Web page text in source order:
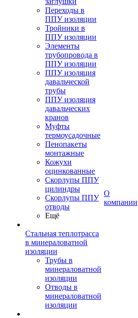
Переходы в
ППУ изоляции
Тройники в
ППУ изоляции
Элементы
трубопровода в
ППУ изоляции
ППУ изоляция
давальческой
трубы
ППУ изоляция
давальческих
кранов
Муфты
термоусадочные
Пенопакеты
монтажные
Кожухи
оцинкованные
Скорлупы ППУ
цилиндры
Скорлупы ППУ
отводы
Ещё
Стальная теплотрасса
в минераловатной
изоляции
Трубы в
минераловатной
изоляции
Отводы в
минераловатной
изоляции
О
компании